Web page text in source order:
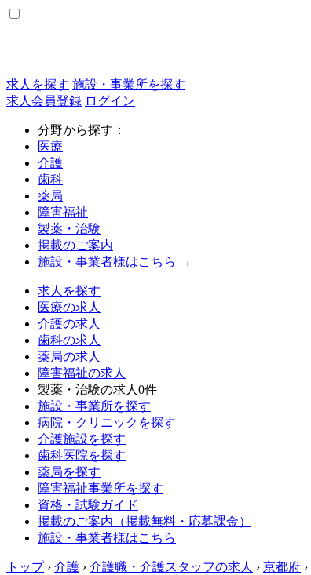
求人を探す 施設・事業所を探す
求人会員登録 ログイン
分野から探す：
医療
介護
歯科
薬局
障害福祉
製薬・治験
掲載のご案内
施設・事業者様はこちら →
求人を探す
医療の求人
介護の求人
歯科の求人
薬局の求人
障害福祉の求人
製薬・治験の求人 0件
施設・事業所を探す
病院・クリニックを探す
介護施設を探す
歯科医院を探す
薬局を探す
障害福祉事業所を探す
資格・試験ガイド
掲載のご案内（掲載無料・応募課金）
施設・事業者様はこちら
トップ › 介護 › 介護職・介護スタッフの求人 › 京都府 ›